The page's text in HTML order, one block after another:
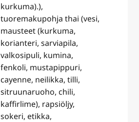
kurkuma).),
tuoremakupohja thai (vesi,
mausteet (kurkuma,
korianteri, sarviapila,
valkosipuli, kumina,
fenkoli, mustapippuri,
cayenne, neilikka, tilli,
sitruunaruoho, chili,
kaffirlime), rapsiöljy,
sokeri, etikka,